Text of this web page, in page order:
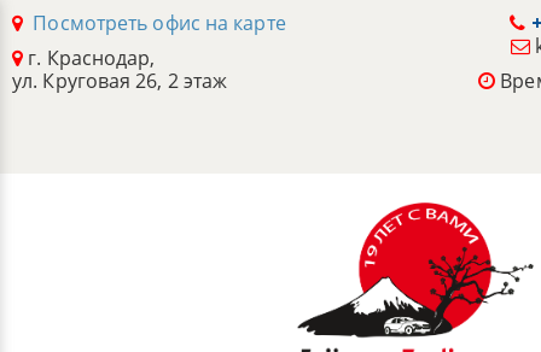
Посмотреть офис на карте
г. Краснодар,
ул. Круговая 26, 2 этаж